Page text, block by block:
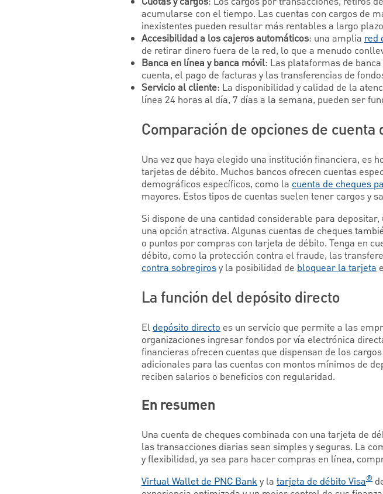
acumularse con el tiempo. Las cuentas con cargos de
inexistentes pueden resultar más rentables a largo
Accesibilidad a los cajeros automáticos: una amplia red
de retirar dinero fuera de la red, lo que a menudo
Banca en línea y banca móvil: Las plataformas de
cuenta, el pago de facturas y las transferencias de
Servicio al cliente: La disponibilidad y calidad de la
línea 24 horas al día, 7 días a la semana, pueden ser
Comparación de opciones de
Una vez que haya elegido una institución financiera, es
tarjetas de débito. Muchos bancos ofrecen cuentas
demográficos específicos, como la cuenta de cheques
mayores. Estos tipos de cuentas suelen tener cargos y
Si dispone de una cantidad considerable para
una opción atractiva. Algunas cuentas de cheques
o puntos por compras con tarjeta de débito. Tenga en
débito, como la protección contra el fraude, las
contra sobregirosy la posibilidad de bloquear la tarjeta
La función del depósito directo
Eldepósito directo es un servicio que permite a las
organizaciones ingresar fondos por vía electrónica
financieras ofrecen cuentas que dispensan de los
adicionales para las cuentas con montos mínimos de
reciben salarios o beneficios con regularidad.
En resumen
Una cuenta de cheques combinada con una tarjeta de
las transacciones diarias sean simples y seguras. La
y flexibilidad, ya sea para hacer compras en línea,
Virtual Wallet de PNC Banky la tarjeta de débito Visa®